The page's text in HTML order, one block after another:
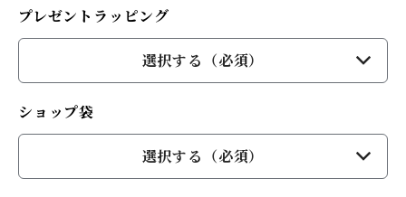
プレゼントラッピング
選択する（必須）
ショップ袋
選択する（必須）